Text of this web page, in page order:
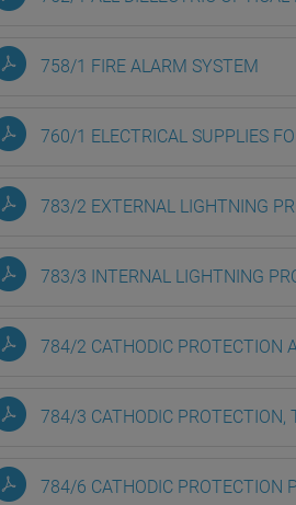
758/1 FIRE ALARM SYSTEM
760/1 ELECTRICAL SUPPLIES
783/2 EXTERNAL LIGHTNING
783/3 INTERNAL LIGHTNING
784/2 CATHODIC PROTECTION
784/3 CATHODIC PROTECTION,
784/6 CATHODIC PROTECTION